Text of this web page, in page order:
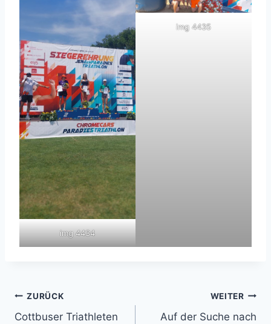
img 4434
img 4435
Beitragsnavigation
ZURÜCK
Cottbuser Triathleten
WEITER
Auf der Suche nach